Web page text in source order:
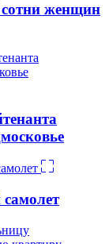
женщин